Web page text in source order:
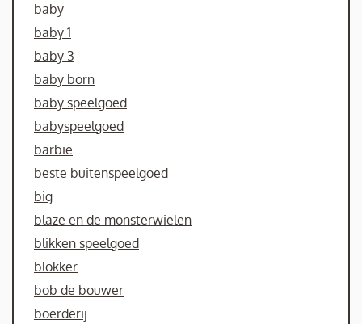
baby
baby 1
baby 3
baby born
baby speelgoed
babyspeelgoed
barbie
beste buitenspeelgoed
big
blaze en de monsterwielen
blikken speelgoed
blokker
bob de bouwer
boerderij